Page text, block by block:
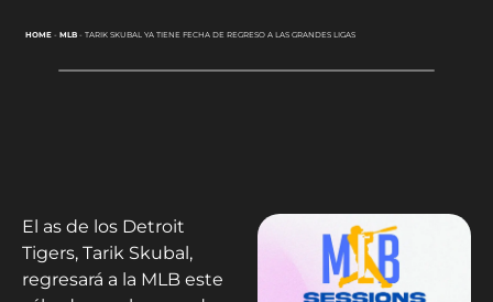
HOME- MLB- TARIK SKUBAL YA TIENE FECHA DE REGRESO A LAS GRANDES LIGAS
El as de los Detroit
Tigers, Tarik Skubal,
regresará a la MLB este